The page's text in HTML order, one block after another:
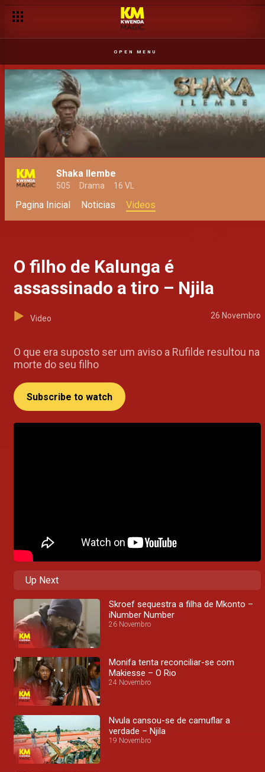
OPEN MENU
Shaka Ilembe
505 Drama 16 VL
Pagina Inicial Noticias Videos
O filho de Kalunga é
assassinado a tiro – Njila
Video 26 Novembro
O que era suposto ser um aviso a Rufilde resultou na
morte do seu filho
Subscribe to watch
Up Next
Skroef sequestra a filha de Mkonto –
iNumber Number
26 Novembro
Monifa tenta reconciliar-se com
Makiesse – O Rio
24 Novembro
Nvula cansou-se de camuflar a
verdade – Njila
19 Novembro